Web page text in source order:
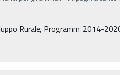
Rurale, Programmi 2014-